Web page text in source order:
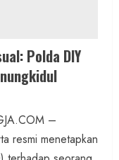
Polda DIY
–
resmi menetapkan